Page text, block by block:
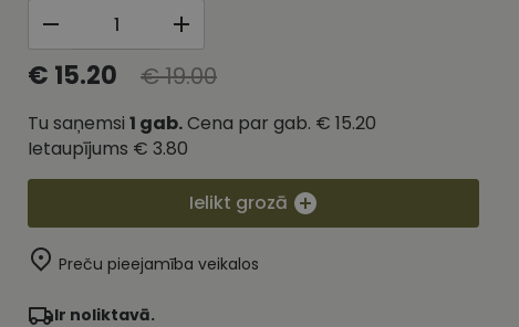
€ 15.20 € 19.00
Tu saņemsi 1 gab.Cena par gab. € 15.20
Ietaupījums € 3.80
Ielikt grozā
Preču pieejamība veikalos
Ir noliktavā.